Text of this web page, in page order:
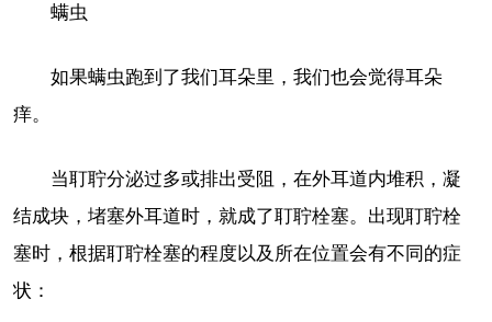
螨虫
如果螨虫跑到了我们耳朵里，我们也会觉得耳朵
痒。
当耵聍分泌过多或排出受阻，在外耳道内堆积，凝
结成块，堵塞外耳道时，就成了耵聍栓塞。出现耵聍栓
塞时，根据耵聍栓塞的程度以及所在位置会有不同的症
状：